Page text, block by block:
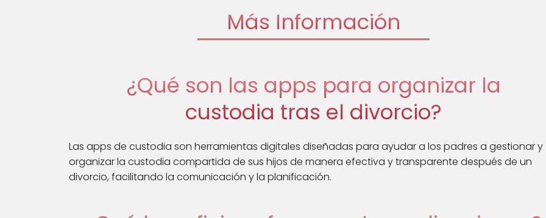
Más Información
¿Qué son las apps para organizar la
custodia tras el divorcio?
Las apps de custodia son herramientas digitales diseñadas para ayudar a los padres a gestionar y
organizar la custodia compartida de sus hijos de manera efectiva y transparente después de un
divorcio, facilitando la comunicación y la planificación.